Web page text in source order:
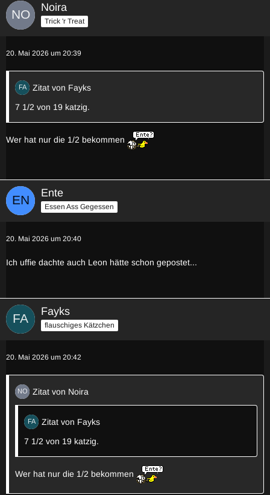
Noira
Trick 'r Treat
20. Mai 2026 um 20:39
Zitat von Fayks
7 1/2 von 19 katzig.
Wer hat nur die 1/2 bekommen
Ente
Essen Ass Gegessen
20. Mai 2026 um 20:40
Ich uffie dachte auch Leon hätte schon gepostet...
Fayks
flauschiges Kätzchen
20. Mai 2026 um 20:42
Zitat von Noira
Zitat von Fayks
7 1/2 von 19 katzig.
Wer hat nur die 1/2 bekommen